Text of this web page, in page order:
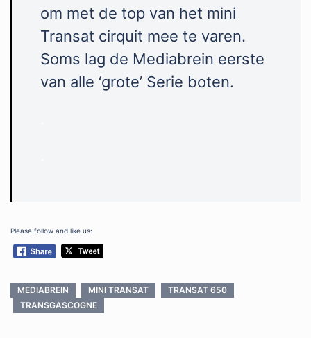
om met de top van het mini
Transat cirquit mee te varen.
Soms lag de Mediabrein eerste
van alle ‘grote’ Serie boten.
Please follow and like us:
MEDIABREIN MINI TRANSAT
TRANSAT 650
TRANSGASCOGNE